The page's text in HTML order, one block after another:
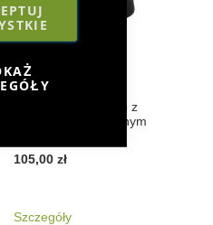
Czapka John Deere z
siateczką i haftowanym
105,00 zł
Szczegóły